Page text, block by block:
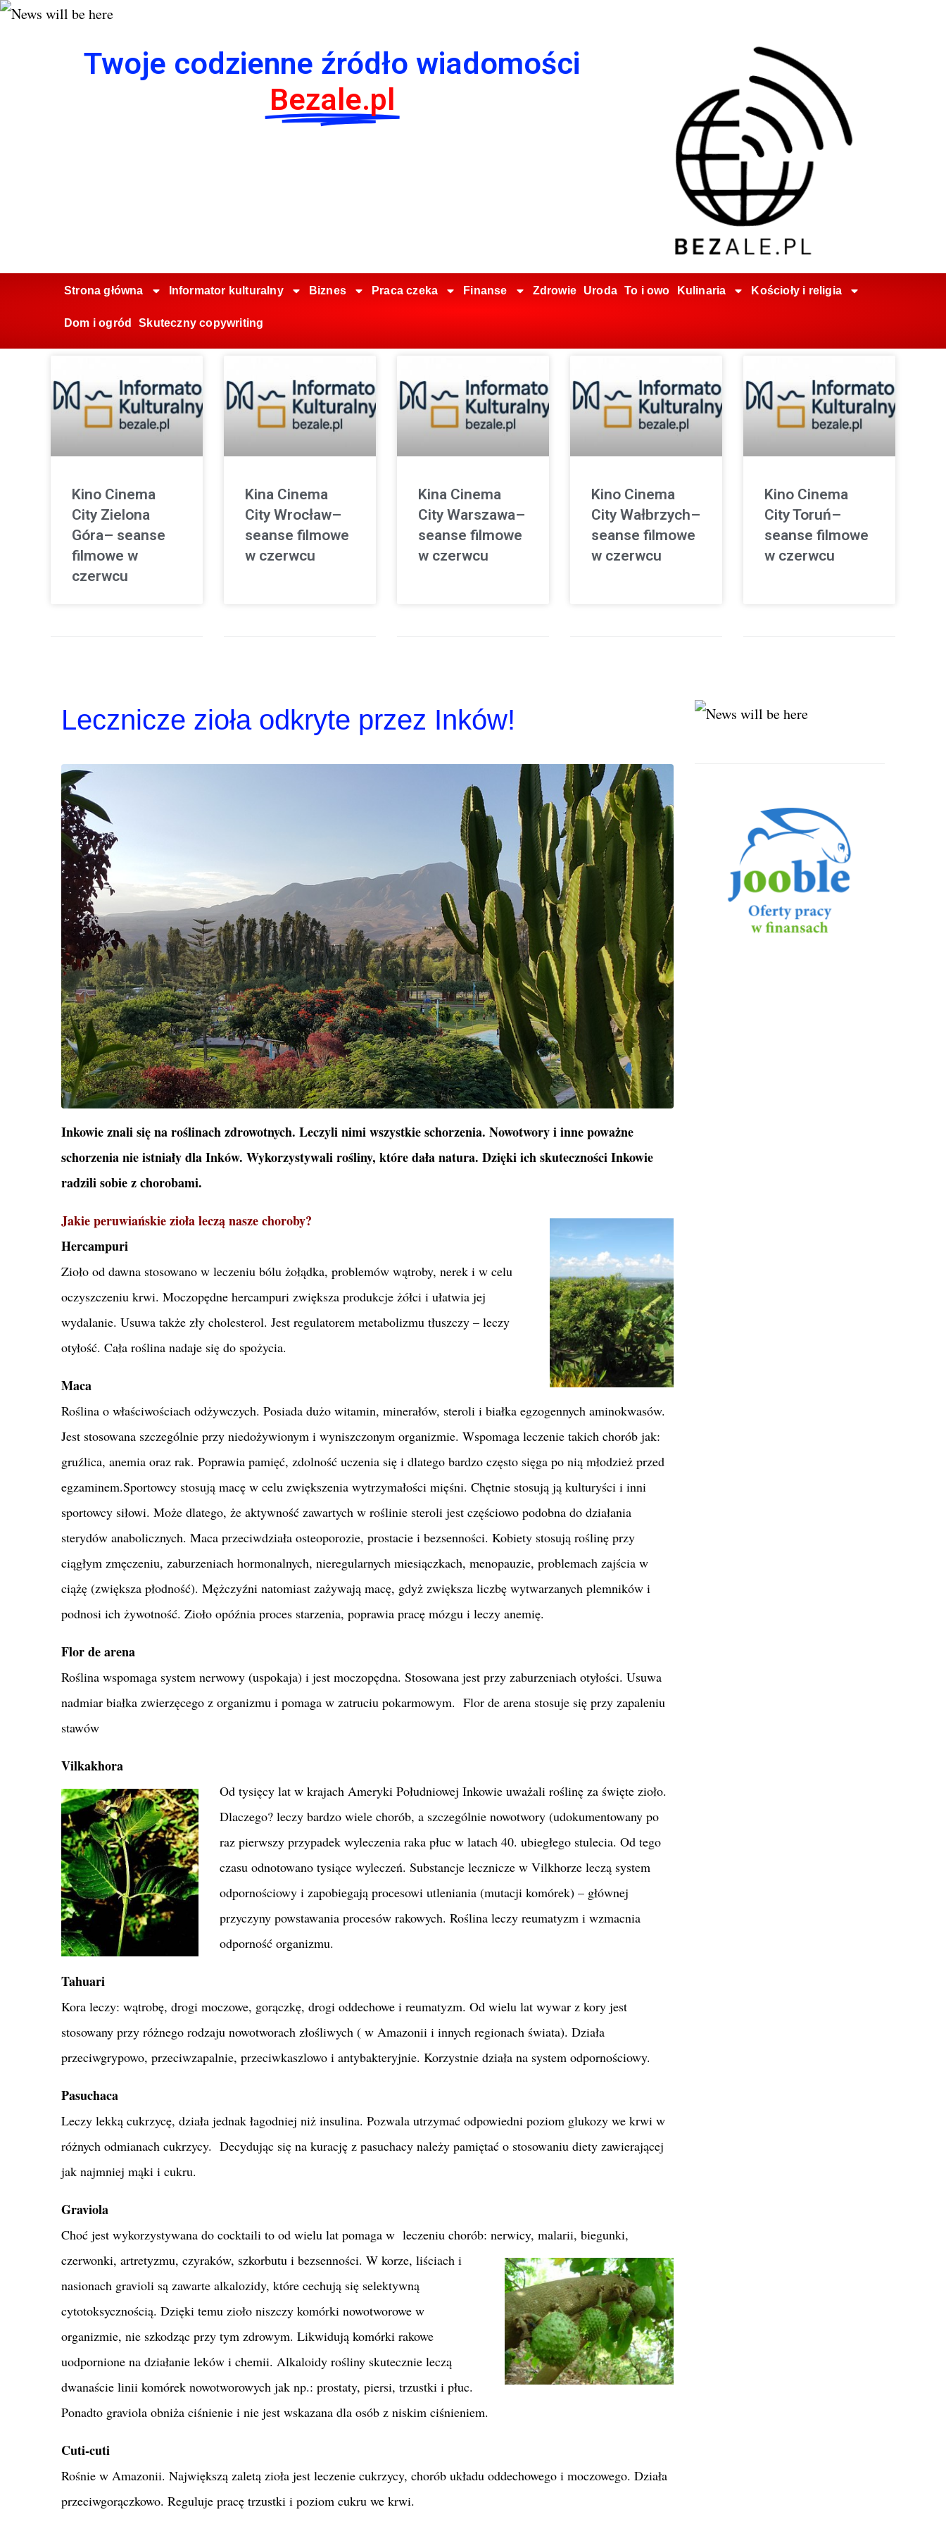
Twoje codzienne źródło wiadomości
Bezale.pl
Strona główna Informator kulturalny Biznes Praca czeka Finanse Zdrowie Uroda To i owo Kulinaria Kościoły i religia
Dom i ogród Skuteczny copywriting
Kino Cinema
City Zielona
Góra– seanse
filmowe w
czerwcu
Kina Cinema
City Wrocław–
seanse filmowe
w czerwcu
Kina Cinema
City Warszawa–
seanse filmowe
w czerwcu
Kino Cinema
City Wałbrzych–
seanse filmowe
w czerwcu
Kino Cinema
City Toruń–
seanse filmowe
w czerwcu
Lecznicze zioła odkryte przez Inków!
Inkowie znali się na roślinach zdrowotnych. Leczyli nimi wszystkie schorzenia. Nowotwory i inne poważne
schorzenia nie istniały dla Inków. Wykorzystywali rośliny, które dała natura. Dzięki ich skuteczności Inkowie
radzili sobie z chorobami.
Jakie peruwiańskie zioła leczą nasze choroby?
Hercampuri
Zioło od dawna stosowano w leczeniu bólu żołądka, problemów wątroby, nerek i w celu
oczyszczeniu krwi. Moczopędne hercampuri zwiększa produkcje żółci i ułatwia jej
wydalanie. Usuwa także zły cholesterol. Jest regulatorem metabolizmu tłuszczy – leczy
otyłość. Cała roślina nadaje się do spożycia.
Maca
Roślina o właściwościach odżywczych. Posiada dużo witamin, minerałów, steroli i białka egzogennych aminokwasów.
Jest stosowana szczególnie przy niedożywionym i wyniszczonym organizmie. Wspomaga leczenie takich chorób jak:
gruźlica, anemia oraz rak. Poprawia pamięć, zdolność uczenia się i dlatego bardzo często sięga po nią młodzież przed
egzaminem.Sportowcy stosują macę w celu zwiększenia wytrzymałości mięśni. Chętnie stosują ją kulturyści i inni
sportowcy siłowi. Może dlatego, że aktywność zawartych w roślinie steroli jest częściowo podobna do działania
sterydów anabolicznych. Maca przeciwdziała osteoporozie, prostacie i bezsenności. Kobiety stosują roślinę przy
ciągłym zmęczeniu, zaburzeniach hormonalnych, nieregularnych miesiączkach, menopauzie, problemach zajścia w
ciążę (zwiększa płodność). Mężczyźni natomiast zażywają macę, gdyż zwiększa liczbę wytwarzanych plemników i
podnosi ich żywotność. Zioło opóźnia proces starzenia, poprawia pracę mózgu i leczy anemię.
Flor de arena
Roślina wspomaga system nerwowy (uspokaja) i jest moczopędna. Stosowana jest przy zaburzeniach otyłości. Usuwa
nadmiar białka zwierzęcego z organizmu i pomaga w zatruciu pokarmowym. Flor de arena stosuje się przy zapaleniu
stawów
Vilkakhora
Od tysięcy lat w krajach Ameryki Południowej Inkowie uważali roślinę za święte zioło.
Dlaczego? leczy bardzo wiele chorób, a szczególnie nowotwory (udokumentowany po
raz pierwszy przypadek wyleczenia raka płuc w latach 40. ubiegłego stulecia. Od tego
czasu odnotowano tysiące wyleczeń. Substancje lecznicze w Vilkhorze leczą system
odpornościowy i zapobiegają procesowi utleniania (mutacji komórek) – głównej
przyczyny powstawania procesów rakowych. Roślina leczy reumatyzm i wzmacnia
odporność organizmu.
Tahuari
Kora leczy: wątrobę, drogi moczowe, gorączkę, drogi oddechowe i reumatyzm. Od wielu lat wywar z kory jest
stosowany przy różnego rodzaju nowotworach złośliwych ( w Amazonii i innych regionach świata). Działa
przeciwgrypowo, przeciwzapalnie, przeciwkaszlowo i antybakteryjnie. Korzystnie działa na system odpornościowy.
Pasuchaca
Leczy lekką cukrzycę, działa jednak łagodniej niż insulina. Pozwala utrzymać odpowiedni poziom glukozy we krwi w
różnych odmianach cukrzycy. Decydując się na kurację z pasuchacy należy pamiętać o stosowaniu diety zawierającej
jak najmniej mąki i cukru.
Graviola
Choć jest wykorzystywana do cocktaili to od wielu lat pomaga w leczeniu chorób: nerwicy, malarii, biegunki,
czerwonki, artretyzmu, czyraków, szkorbutu i bezsenności. W korze, liściach i
nasionach gravioli są zawarte alkalozidy, które cechują się selektywną
cytotoksycznością. Dzięki temu zioło niszczy komórki nowotworowe w
organizmie, nie szkodząc przy tym zdrowym. Likwidują komórki rakowe
uodpornione na działanie leków i chemii. Alkaloidy rośliny skutecznie leczą
dwanaście linii komórek nowotworowych jak np.: prostaty, piersi, trzustki i płuc.
Ponadto graviola obniża ciśnienie i nie jest wskazana dla osób z niskim ciśnieniem.
Cuti-cuti
Rośnie w Amazonii. Największą zaletą zioła jest leczenie cukrzycy, chorób układu oddechowego i moczowego. Działa
przeciwgorączkowo. Reguluje pracę trzustki i poziom cukru we krwi.